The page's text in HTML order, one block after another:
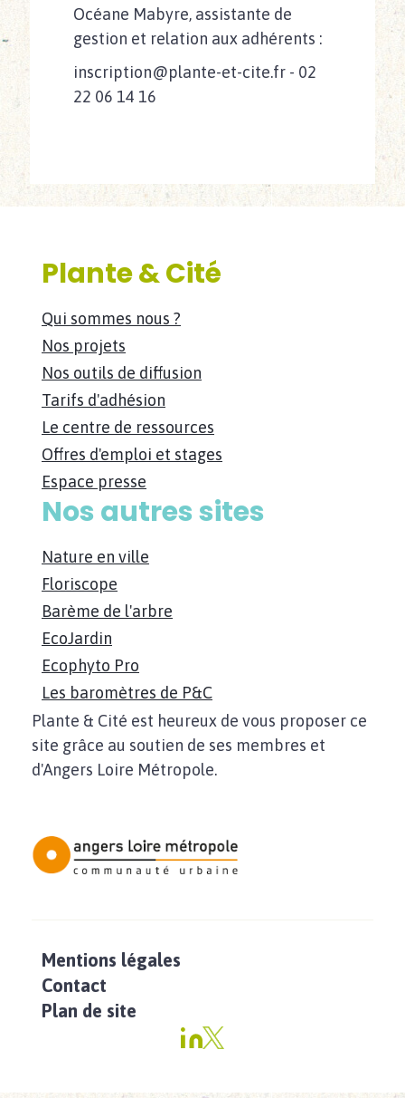
Océane Mabyre, assistante de
gestion et relation aux adhérents :
inscription@plante-et-cite.fr - 02
22 06 14 16
Plante & Cité
Qui sommes nous ?
Nos projets
Nos outils de diffusion
Tarifs d'adhésion
Le centre de ressources
Offres d'emploi et stages
Espace presse
Nos autres sites
Nature en ville
Floriscope
Barème de l'arbre
EcoJardin
Ecophyto Pro
Les baromètres de P&C
Plante & Cité est heureux de vous proposer ce
site grâce au soutien de ses membres et
d'Angers Loire Métropole.
Mentions légales
Contact
Plan de site